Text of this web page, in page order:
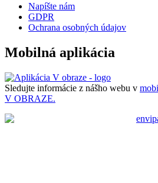
Napíšte nám
GDPR
Ochrana osobných údajov
Mobilná aplikácia
Sledujte informácie z nášho webu v
V OBRAZE.